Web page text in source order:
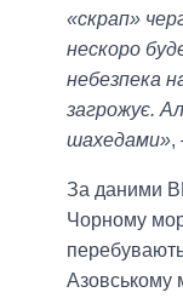
«скрап»
нескоро
небезпека
загрожує.
шахедами»,
За даними
Чорному
Азовському